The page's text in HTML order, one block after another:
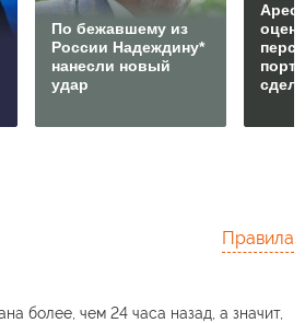
По бежавшему из
России Надеждину*
нанесли новый
удар
Правила
более, чем 24 часа назад, а значит,